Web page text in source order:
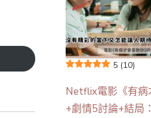
5 (10)
Netflix電影《有病
+劇情5討論+結局